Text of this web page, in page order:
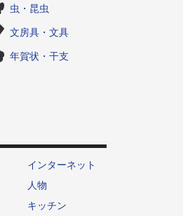
虫・昆虫
文房具・文具
年賀状・干支
インターネット
人物
キッチン